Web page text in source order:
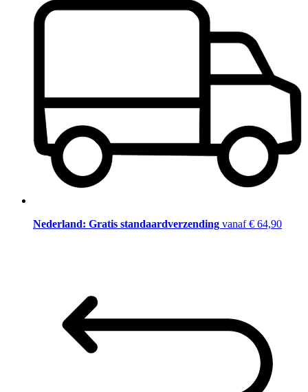
Nederland: Gratis standaardverzending vanaf € 64,90